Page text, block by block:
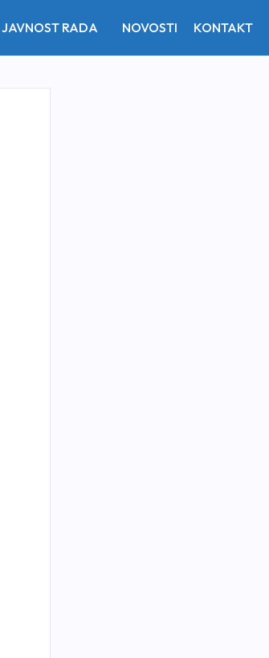
JAVNOST RADA NOVOSTI KONTAKT